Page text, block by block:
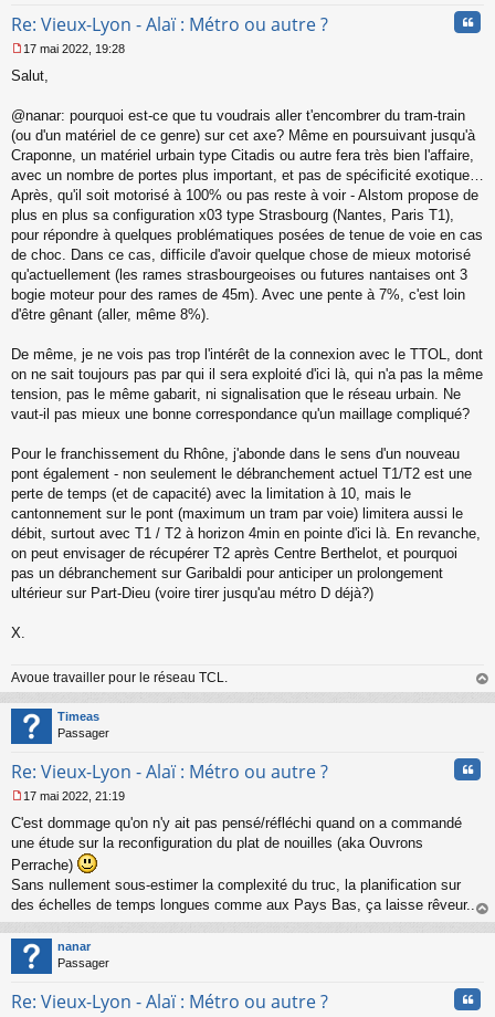
Re: Vieux-Lyon - Alaï : Métro ou autre ?
e
s
g
e
n
o
n
u
17 mai 2022, 19:28
Salut,
@nanar: pourquoi est-ce que tu voudrais aller t'encombrer du tram-train
(ou d'un matériel de ce genre) sur cet axe? Même en poursuivant jusqu'à
Craponne, un matériel urbain type Citadis ou autre fera très bien l'affaire,
avec un nombre de portes plus important, et pas de spécificité exotique…
Après, qu'il soit motorisé à 100% ou pas reste à voir - Alstom propose de
plus en plus sa configuration x03 type Strasbourg (Nantes, Paris T1),
pour répondre à quelques problématiques posées de tenue de voie en cas
de choc. Dans ce cas, difficile d'avoir quelque chose de mieux motorisé
qu'actuellement (les rames strasbourgeoises ou futures nantaises ont 3
bogie moteur pour des rames de 45m). Avec une pente à 7%, c'est loin
d'être gênant (aller, même 8%).
De même, je ne vois pas trop l'intérêt de la connexion avec le TTOL, dont
on ne sait toujours pas par qui il sera exploité d'ici là, qui n'a pas la même
tension, pas le même gabarit, ni signalisation que le réseau urbain. Ne
vaut-il pas mieux une bonne correspondance qu'un maillage compliqué?
Pour le franchissement du Rhône, j'abonde dans le sens d'un nouveau
pont également - non seulement le débranchement actuel T1/T2 est une
perte de temps (et de capacité) avec la limitation à 10, mais le
cantonnement sur le pont (maximum un tram par voie) limitera aussi le
débit, surtout avec T1 / T2 à horizon 4min en pointe d'ici là. En revanche,
on peut envisager de récupérer T2 après Centre Berthelot, et pourquoi
pas un débranchement sur Garibaldi pour anticiper un prolongement
ultérieur sur Part-Dieu (voire tirer jusqu'au métro D déjà?)
X.
Avoue travailler pour le réseau TCL.
au
Timeas
Passager
Re: Vieux-Lyon - Alaï : Métro ou autre ?
e
s
a
g
e
n
o
n
l
17 mai 2022, 21:19
C'est dommage qu'on n'y ait pas pensé/réfléchi quand on a commandé
une étude sur la reconfiguration du plat de nouilles (aka Ouvrons
Perrache)
Sans nullement sous-estimer la complexité du truc, la planification sur
des échelles de temps longues comme aux Pays Bas, ça laisse rêveur...
au
nanar
Passager
Re: Vieux-Lyon - Alaï : Métro ou autre ?